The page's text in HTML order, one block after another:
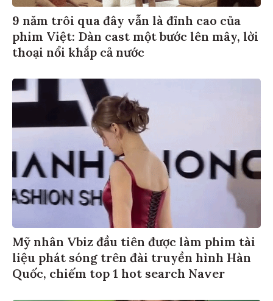
9 năm trôi qua đây vẫn là đỉnh cao của
phim Việt: Dàn cast một bước lên mây, lời
thoại nổi khắp cả nước
Mỹ nhân Vbiz đầu tiên được làm phim tài
liệu phát sóng trên đài truyền hình Hàn
Quốc, chiếm top 1 hot search Naver